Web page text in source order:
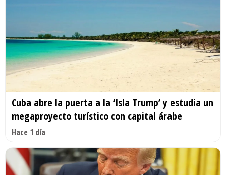
Cuba abre la puerta a la ‘Isla Trump’ y estudia un
megaproyecto turístico con capital árabe
Hace 1 día